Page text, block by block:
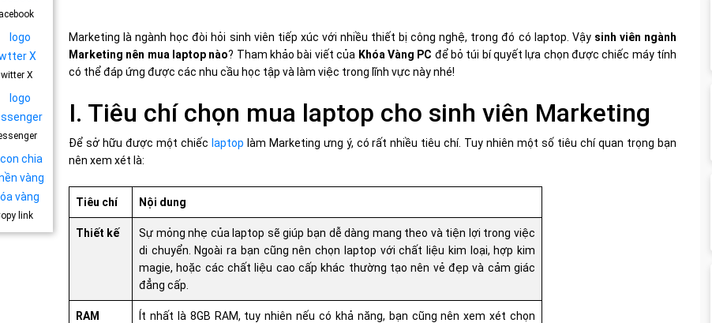
X
link
Marketing là ngành học đòi hỏi sinh viên tiếp xúc với nhiều thiết bị công nghệ, trong đó có laptop. Vậysinh viên ngành
Marketing nên mua laptop nào? Tham khảo bài viết của Khóa Vàng PC để bỏ túi bí quyết lựa chọn được chiếc máy tính
có thể đáp ứng được các nhu cầu học tập và làm việc trong lĩnh vực này nhé!
I. Tiêu chí chọn mua laptop cho sinh viên Marketing
Để sở hữu được một chiếc laptop làm Marketing ưng ý, có rất nhiều tiêu chí. Tuy nhiên một số tiêu chí quan trọng bạn
nên xem xét là:
Tiêu chí Nội dung
Thiết kế
Sự mỏng nhẹ của laptop sẽ giúp bạn dễ dàng mang theo và tiện lợi trong việc
di chuyển. Ngoài ra bạn cũng nên chọn laptop với chất liệu kim loại, hợp kim
magie, hoặc các chất liệu cao cấp khác thường tạo nên vẻ đẹp và cảm giác
đẳng cấp.
RAM
Ít nhất là 8GB RAM, tuy nhiên nếu có khả năng, bạn cũng nên xem xét chọn